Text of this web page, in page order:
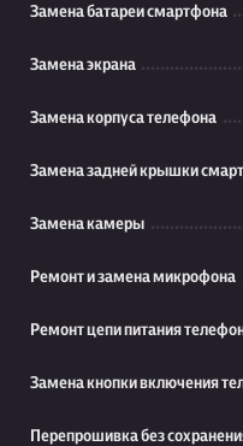
Замена батареи смартфона
Замена экрана
Замена корпуса телефона
Замена задней крышки
Замена камеры
Ремонт и замена микрофона
Ремонт цепи питания
Замена кнопки включения
Перепрошивка без